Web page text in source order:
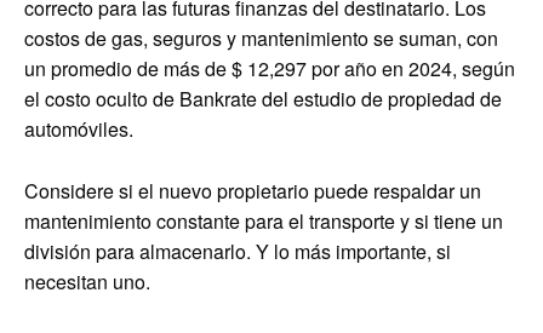
correcto para las futuras finanzas del destinatario. Los
costos de gas, seguros y mantenimiento se suman, con
un promedio de más de $ 12,297 por año en 2024, según
el costo oculto de Bankrate del estudio de propiedad de
automóviles.
Considere si el nuevo propietario puede respaldar un
mantenimiento constante para el transporte y si tiene un
división para almacenarlo. Y lo más importante, si
necesitan uno.